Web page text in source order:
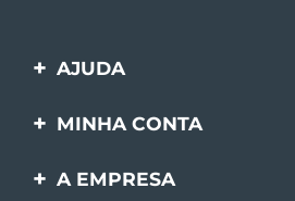
AJUDA
Entre em contato
MINHA CONTA
Registro de produto
A EMPRESA